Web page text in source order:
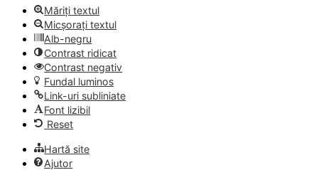
Măriți textul
Micșorați textul
Alb-negru
Contrast ridicat
Contrast negativ
Fundal luminos
Link-uri subliniate
Font lizibil
Reset
Hartă site
Ajutor